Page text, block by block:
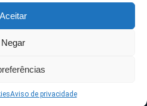
Aceitar
Negar
Aviso de privacidade
RM e TOTVS são uma
Políticas de privacidade